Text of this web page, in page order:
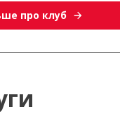
про клуб